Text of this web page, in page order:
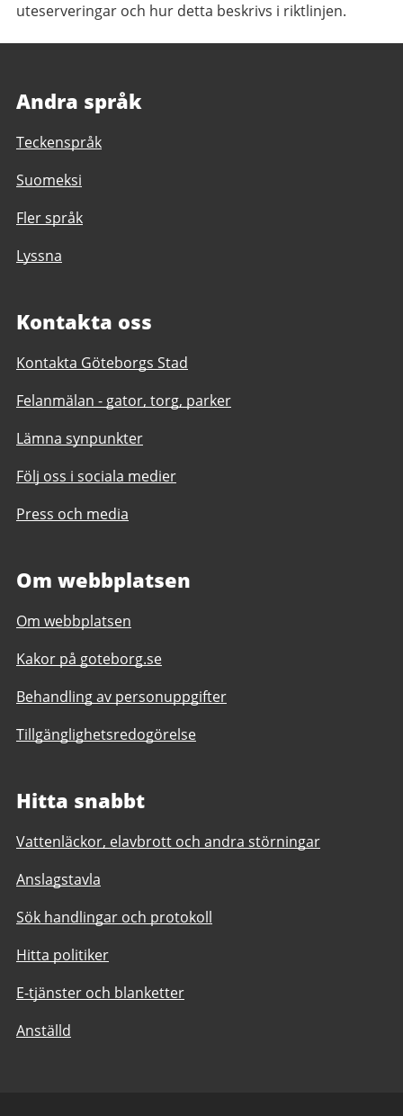
uteserveringar och hur detta beskrivs i riktlinjen.
Andra språk
Teckenspråk
Suomeksi
Fler språk
Lyssna
Kontakta oss
Kontakta Göteborgs Stad
Felanmälan - gator, torg, parker
Lämna synpunkter
Följ oss i sociala medier
Press och media
Om webbplatsen
Om webbplatsen
Kakor på goteborg.se
Behandling av personuppgifter
Tillgänglighetsredogörelse
Hitta snabbt
Vattenläckor, elavbrott och andra störningar
Anslagstavla
Sök handlingar och protokoll
Hitta politiker
E-tjänster och blanketter
Anställd